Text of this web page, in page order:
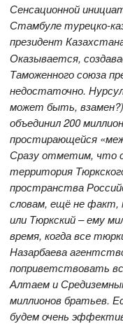
Сенсационной
Стамбуле турецко-
президент
Оказывается,
Таможенного союза
недостаточно.
может быть,
объединил 200
простирающейся
Сразу отметим, что
территория
пространства
словам, ещё не факт,
или Тюркский – ему
время, когда все
Назарбаева
поприветствовать
Алтаем и
миллионов братьев.
будем очень